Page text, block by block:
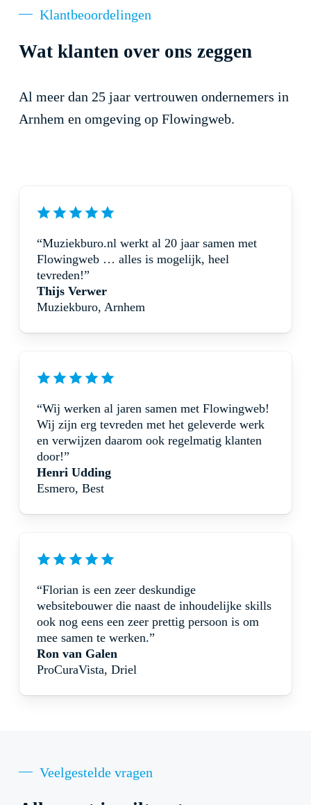
Klantbeoordelingen
Wat klanten over ons zeggen
Al meer dan 25 jaar vertrouwen ondernemers in
Arnhem en omgeving op Flowingweb.
“Muziekburo.nl werkt al 20 jaar samen met
Flowingweb … alles is mogelijk, heel
tevreden!”
Thijs Verwer
Muziekburo, Arnhem
“Wij werken al jaren samen met Flowingweb!
Wij zijn erg tevreden met het geleverde werk
en verwijzen daarom ook regelmatig klanten
door!”
Henri Udding
Esmero, Best
“Florian is een zeer deskundige
websitebouwer die naast de inhoudelijke skills
ook nog eens een zeer prettig persoon is om
mee samen te werken.”
Ron van Galen
ProCuraVista, Driel
Veelgestelde vragen